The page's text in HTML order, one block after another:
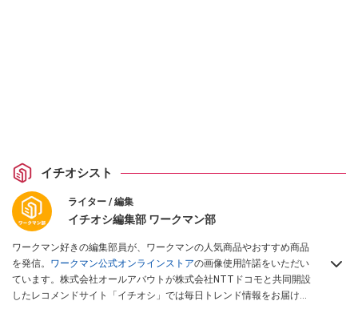
イチオシスト
ライター / 編集
イチオシ編集部 ワークマン部
ワークマン好きの編集部員が、ワークマンの人気商品やおすすめ商品
を発信。 ワークマン公式オンラインストアの画像使用許諾をいただい
ています。株式会社オールアバウトが株式会社NTTドコモと共同開設
したレコメンドサイト「イチオシ」では毎日トレンド情報をお届け。